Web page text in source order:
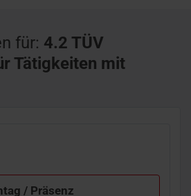
für: 4.2 TÜV
Tätigkeiten mit
/ Präsenz